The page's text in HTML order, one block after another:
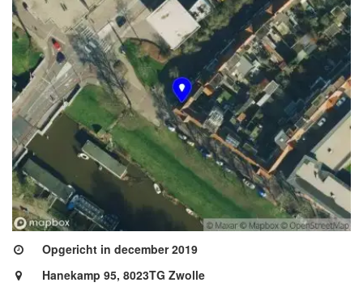
Opgericht in december 2019
Hanekamp 95, 8023TG Zwolle